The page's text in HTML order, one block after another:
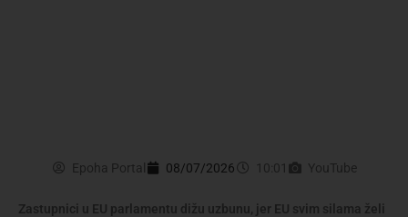
Epoha Portal 08/07/2026 10:01 YouTube
Zastupnici u EU parlamentu dižu uzbunu, jer EU svim silama želi